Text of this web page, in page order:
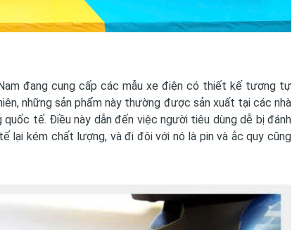
đang cung cấp các mẫu xe điện có thiết kế tương tự
những sản phẩm này thường được sản xuất tại các nhà
tế. Điều này dẫn đến việc người tiêu dùng dễ bị đánh
lại kém chất lượng, và đi đôi với nó là pin và ắc quy cũng